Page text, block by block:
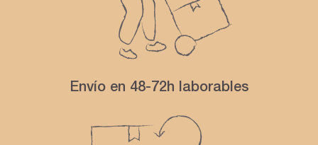
Envío en 48-72h laborables